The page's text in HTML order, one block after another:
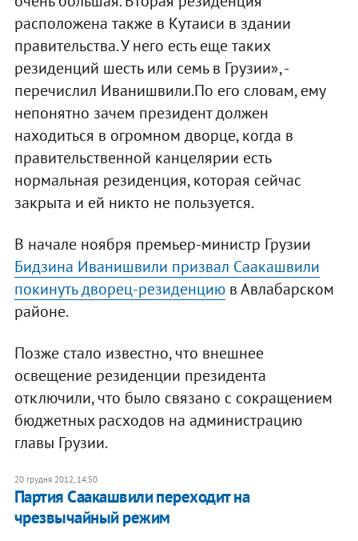
расположена также в Кутаиси в здании
правительства. У него есть еще таких
резиденций шесть или семь в Грузии», -
перечислил Иванишвили.По его словам, ему
непонятно зачем президент должен
находиться в огромном дворце, когда в
правительственной канцелярии есть
нормальная резиденция, которая сейчас
закрыта и ей никто не пользуется.
В начале ноября премьер-министр Грузии
Бидзина Иванишвили призвал Саакашвили
покинуть дворец-резиденциюв Авлабарском
районе.
Позже стало известно, что внешнее
освещение резиденции президента
отключили, что было связано с сокращением
бюджетных расходов на администрацию
главы Грузии.
20 грудня 2012, 14:50
Партия Саакашвили переходит на
чрезвычайный режим